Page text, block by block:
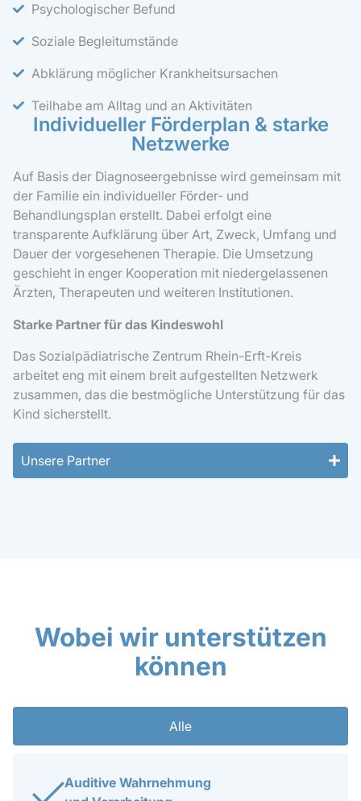
Psychologischer Befund
Soziale Begleitumstände
Abklärung möglicher Krankheitsursachen
Teilhabe am Alltag und an Aktivitäten
Individueller Förderplan & starke
Netzwerke
Auf Basis der Diagnoseergebnisse wird gemeinsam mit
der Familie ein individueller Förder- und
Behandlungsplan erstellt. Dabei erfolgt eine
transparente Aufklärung über Art, Zweck, Umfang und
Dauer der vorgesehenen Therapie. Die Umsetzung
geschieht in enger Kooperation mit niedergelassenen
Ärzten, Therapeuten und weiteren Institutionen.
Starke Partner für das Kindeswohl
Das Sozialpädiatrische Zentrum Rhein-Erft-Kreis
arbeitet eng mit einem breit aufgestellten Netzwerk
zusammen, das die bestmögliche Unterstützung für das
Kind sicherstellt.
Unsere Partner
Wobei wir unterstützen
können
Alle
Auditive Wahrnehmung